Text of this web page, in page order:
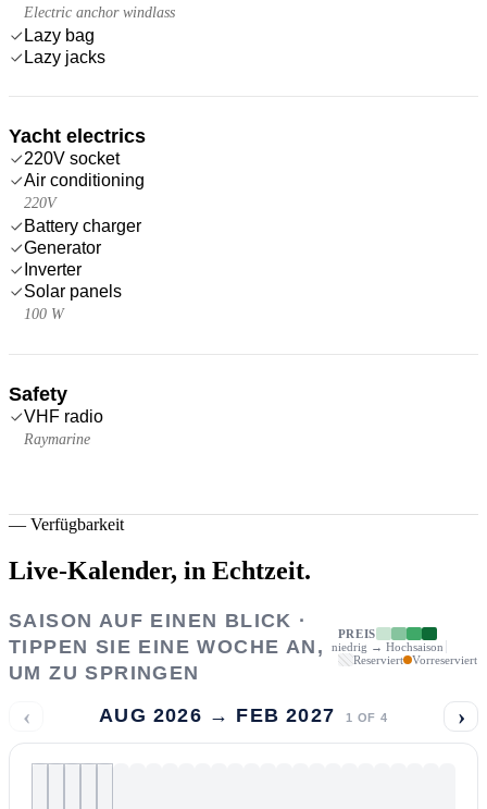
Electric anchor windlass
Lazy bag
Lazy jacks
Yacht electrics
220V socket
Air conditioning
220V
Battery charger
Generator
Inverter
Solar panels
100 W
Safety
VHF radio
Raymarine
— Verfügbarkeit
Live-Kalender, in Echtzeit.
SAISON AUF EINEN BLICK ·
TIPPEN SIE EINE WOCHE AN,
UM ZU SPRINGEN
PREIS
niedrig → Hochsaison
Reserviert
Vorreserviert
‹ AUG 2026 → FEB 2027 1 OF 4 ›